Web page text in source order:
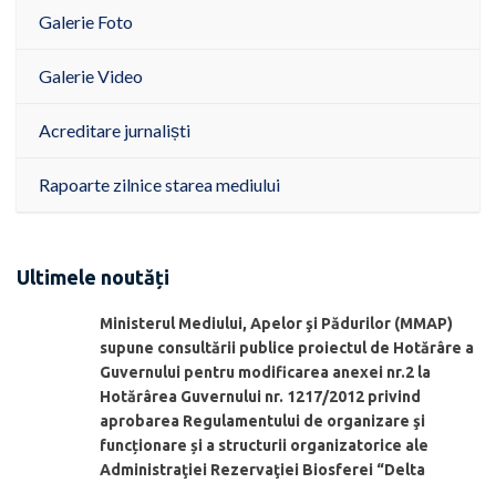
Galerie Foto
Galerie Video
Acreditare jurnaliști
Rapoarte zilnice starea mediului
Ultimele noutăți
Ministerul Mediului, Apelor şi Pădurilor (MMAP)
supune consultării publice proiectul de Hotărâre a
Guvernului pentru modificarea anexei nr.2 la
Hotărârea Guvernului nr. 1217/2012 privind
aprobarea Regulamentului de organizare şi
funcționare și a structurii organizatorice ale
Administraţiei Rezervaţiei Biosferei “Delta